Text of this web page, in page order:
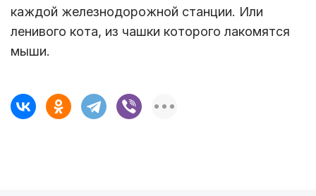
каждой железнодорожной станции. Или
ленивого кота, из чашки которого лакомятся
мыши.